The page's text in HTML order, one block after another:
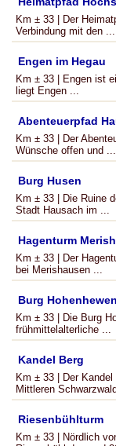
Km ± 33 | Der
Verbindung mit den ...
Engen im Hegau
Km ± 33 | Engen ist
liegt Engen ...
Abenteuerpfad
Km ± 33 | Der
Wünsche offen und ...
Burg Husen
Km ± 33 | Die Ruine
Stadt Hausach im ...
Hagenturm
Km ± 33 | Der
bei Merishausen ...
Burg Hohenhewen
Km ± 33 | Die Burg
frühmittelalterliche ...
Kandel Berg
Km ± 33 | Der
Mittleren
Riesenbühlturm
Km ± 33 | Nördlich